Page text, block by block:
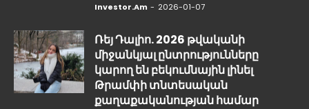
Investor.am - 2026-01-07
Ռեյ Դալիո. 2026 թվականի
միջանկյալ ընտրությունները
կարող են բեկումնային լինել
Թրամփի տնտեսական
քաղաքականության համար